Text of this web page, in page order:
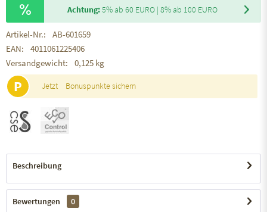
Achtung:5% ab 60 EURO | 8% ab 100 EURO
Artikel-Nr.:
AB-601659
EAN:
4011061225406
Versandgewicht:
0,125 kg
P Jetzt Bonuspunkte sichern
Beschreibung
Bewertungen
0